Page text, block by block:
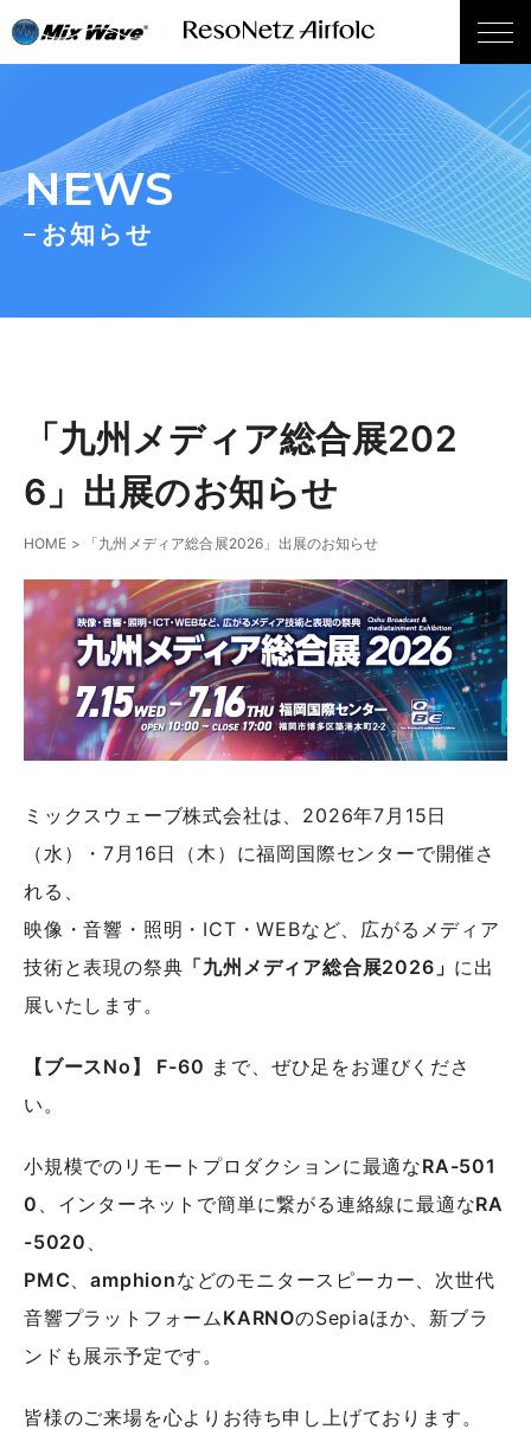
wp_head();
NEWS
お知らせ
「九州メディア総合展202
6」出展のお知らせ
HOME > 「九州メディア総合展2026」出展のお知らせ
ミックスウェーブ株式会社は、2026年7月15日
（水）・7月16日（木）に福岡国際センターで開催さ
れる、
映像・音響・照明・ICT・WEBなど、広がるメディア
技術と表現の祭典 「九州メディア総合展2026」 に出
展いたします。
【ブースNo】 F-60 まで、ぜひ足をお運びくださ
い。
小規模でのリモートプロダクションに最適なRA-501
0 、インターネットで簡単に繋がる連絡線に最適なRA
-5020 、
PMC、amphionなどのモニタースピーカー、次世代
音響プラットフォームKARNOのSepiaほか、新ブラ
ンドも展示予定です。
皆様のご来場を心よりお待ち申し上げております。